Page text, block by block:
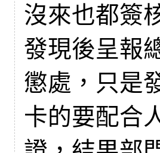
沒來也都簽
發現後呈報
懲處，只是
卡的要配合